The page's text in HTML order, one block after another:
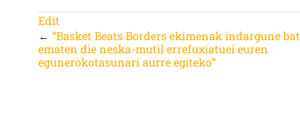
Edit
←“Basket Beats Borders ekimenak indargune bat
ematen die neska-mutil errefuxiatuei euren
egunerokotasunari aurre egiteko”